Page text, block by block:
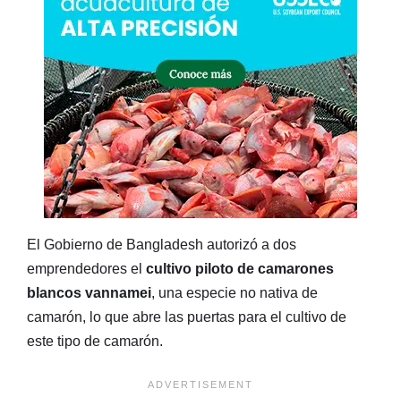
El Gobierno de Bangladesh autorizó a dos
emprendedores el cultivo piloto de camarones
blancos vannamei, una especie no nativa de
camarón, lo que abre las puertas para el cultivo de
este tipo de camarón.